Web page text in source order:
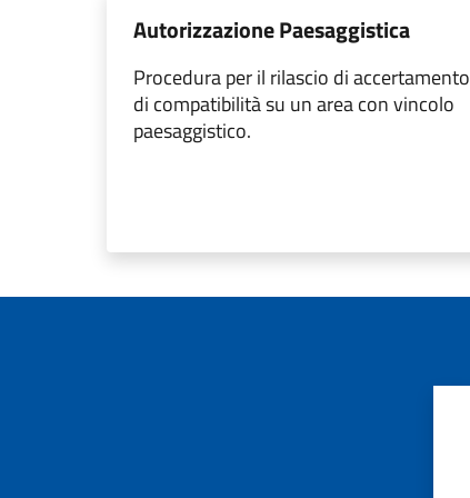
Autorizzazione Paesaggistica
Procedura per il rilascio di accertamento
di compatibilità su un area con vincolo
paesaggistico.